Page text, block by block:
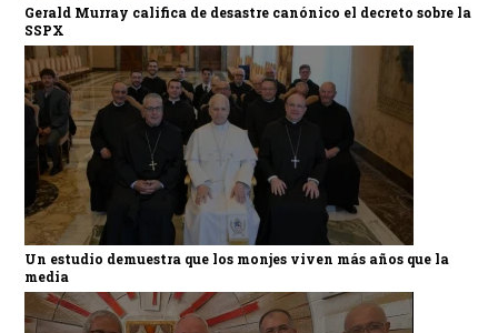
Gerald Murray califica de desastre canónico el decreto sobre la
SSPX
Un estudio demuestra que los monjes viven más años que la
media